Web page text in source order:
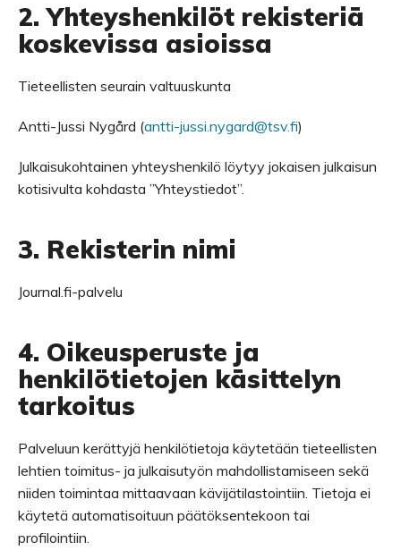
2. Yhteyshenkilöt rekisteriä
koskevissa asioissa
Tieteellisten seurain valtuuskunta
Antti-Jussi Nygård (antti-jussi.nygard@tsv.fi)
Julkaisukohtainen yhteyshenkilö löytyy jokaisen julkaisun
kotisivulta kohdasta ”Yhteystiedot”.
3. Rekisterin nimi
Journal.fi-palvelu
4. Oikeusperuste ja
henkilötietojen käsittelyn
tarkoitus
Palveluun kerättyjä henkilötietoja käytetään tieteellisten
lehtien toimitus- ja julkaisutyön mahdollistamiseen sekä
niiden toimintaa mittaavaan kävijätilastointiin. Tietoja ei
käytetä automatisoituun päätöksentekoon tai
profilointiin.